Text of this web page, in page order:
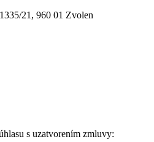
21, 960 01 Zvolen
s uzatvorením zmluvy: